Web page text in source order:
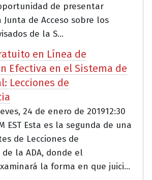
de presentar
de Acceso sobre los
de la S...
en Línea de
Efectiva en el Sistema de
Lecciones de
24 de enero de 201912:30
EST Esta es la segunda de una
de Lecciones de
la ADA, donde el
la forma en que juici...